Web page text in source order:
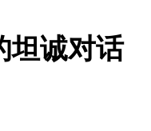
坦诚对话